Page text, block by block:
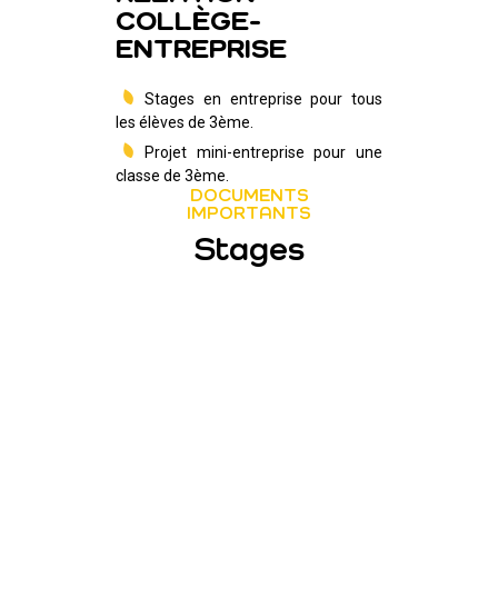
COLLÈGE-
ENTREPRISE
Stages en entreprise pour tous
les élèves de 3ème.
Projet mini-entreprise pour une
classe de 3ème.
DOCUMENTS
IMPORTANTS
Stages